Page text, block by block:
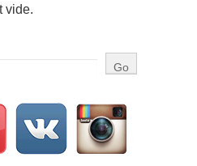
vide.